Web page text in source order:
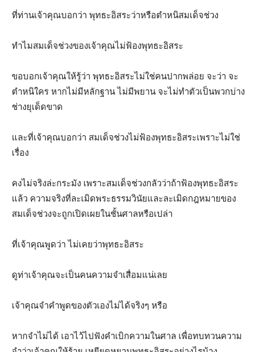
ที่ท่านเจ้าคุณบอกว่า พุทธะอิสระว่าหรือตำหนิสมเด็จช่วง
ทำไมสมเด็จช่วงของเจ้าคุณไม่ฟ้องพุทธะอิสระ
ขอบอกเจ้าคุณให้รู้ว่า พุทธะอิสระไม่ใช่คนปากพล่อย จะว่า จะ
ตำหนิใคร หากไม่มีหลักฐาน ไม่มีพยาน จะไม่ทำตัวเป็นพวกบ่าง
ช่างยุเด็ดขาด
และที่เจ้าคุณบอกว่า สมเด็จช่วงไม่ฟ้องพุทธะอิสระเพราะไม่ใช่
เรื่อง
คงไม่จริงล่ะกระมัง เพราะสมเด็จช่วงกลัวว่าถ้าฟ้องพุทธะอิสระ
แล้ว ความจริงที่ละเมิดพระธรรมวินัยและละเมิดกฎหมายของ
สมเด็จช่วงจะถูกเปิดเผยในชั้นศาลหรือเปล่า
ที่เจ้าคุณพูดว่า ไม่เคยว่าพุทธะอิสระ
ดูท่าเจ้าคุณจะเป็นคนความจำเสื่อมแน่เลย
เจ้าคุณจำคำพูดของตัวเองไม่ได้จริงๆ หรือ
หากจำไม่ได้ เอาไว้ไปฟังคำเบิกความในศาล เพื่อทบทวนความ